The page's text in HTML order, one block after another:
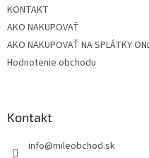
KONTAKT
AKO NAKUPOVAŤ
AKO NAKUPOVAŤ NA SPLÁTKY
Hodnotenie obchodu
Kontakt
info@mileobchod.sk